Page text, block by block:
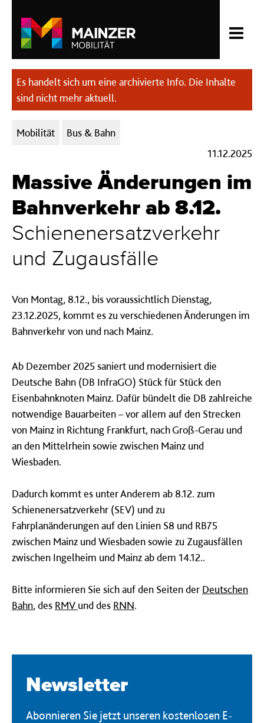
Es handelt sich um eine archivierte Info. Die Inhalte
sind nicht mehr aktuell.
Kategorien:
Mobilität
Bus & Bahn
11.12.2025
Massive Änderungen im
Bahnverkehr ab 8.12.
Schienenersatzverkehr
und Zugausfälle
Von Montag, 8.12., bis voraussichtlich Dienstag,
23.12.2025, kommt es zu verschiedenen Änderungen im
Bahnverkehr von und nach Mainz.
Ab Dezember 2025 saniert und modernisiert die
Deutsche Bahn (DB InfraGO) Stück für Stück den
Eisenbahnknoten Mainz. Dafür bündelt die DB zahlreiche
notwendige Bauarbeiten – vor allem auf den Strecken
von Mainz in Richtung Frankfurt, nach Groß-Gerau und
an den Mittelrhein sowie zwischen Mainz und
Wiesbaden.
Dadurch kommt es unter Anderem ab 8.12. zum
Schienenersatzverkehr (SEV) und zu
Fahrplanänderungen auf den Linien S8 und RB75
zwischen Mainz und Wiesbaden sowie zu Zugausfällen
zwischen Ingelheim und Mainz ab dem 14.12..
Bitte informieren Sie sich auf den Seiten der Deutschen
Bahn, des RMV und des RNN.
Newsletter
Abonnieren Sie jetzt unseren kostenlosen E-